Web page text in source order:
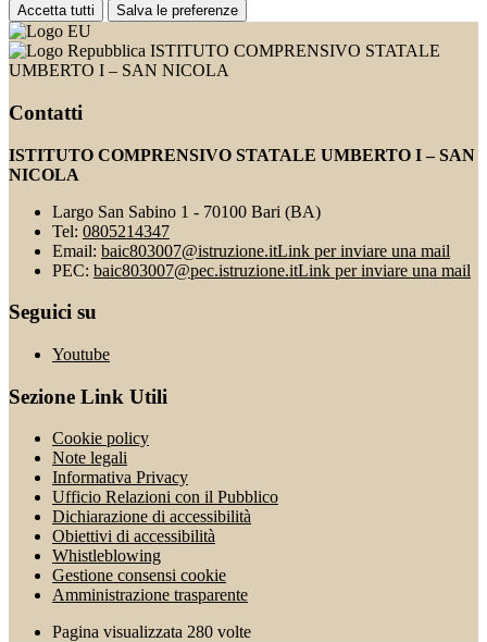
Accetta tutti Salva le preferenze
ISTITUTO COMPRENSIVO STATALE
UMBERTO I – SAN NICOLA
Contatti
ISTITUTO COMPRENSIVO STATALE UMBERTO I – SAN
NICOLA
Largo San Sabino 1 - 70100 Bari (BA)
Tel: 0805214347
Email: baic803007@istruzione.itLink per inviare una mail
PEC: baic803007@pec.istruzione.itLink per inviare una mail
Seguici su
Youtube
Sezione Link Utili
Cookie policy
Note legali
Informativa Privacy
Ufficio Relazioni con il Pubblico
Dichiarazione di accessibilità
Obiettivi di accessibilità
Whistleblowing
Gestione consensi cookie
Amministrazione trasparente
Pagina visualizzata 280 volte